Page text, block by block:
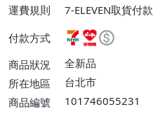
運費規則
7-ELEVEN取貨付
或消費滿$1298免
不付款【免運費】
運費$60、滿5件
費】、宅配/貨運
付款方式
商品狀況
全新品
所在地區
台北市
商品編號
101746055231